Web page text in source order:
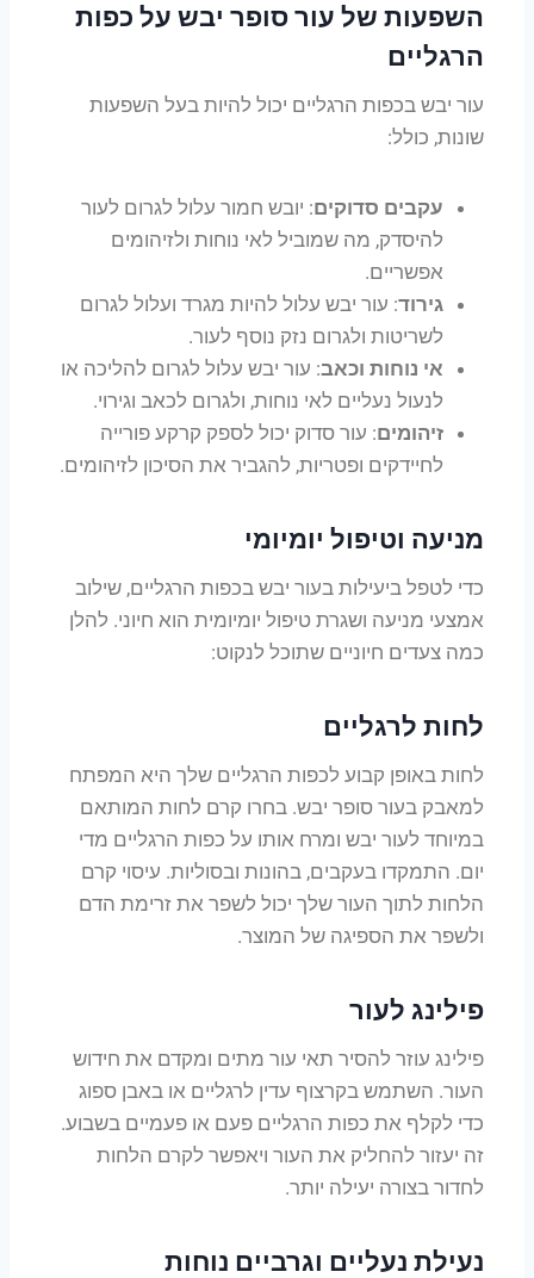
השפעות של עור סופר יבש על כפות
הרגליים
עור יבש בכפות הרגליים יכול להיות בעל השפעות
שונות, כולל:
עקבים סדוקים: יובש חמור עלול לגרום לעור
להיסדק, מה שמוביל לאי נוחות ולזיהומים
אפשריים.
גירוד: עור יבש עלול להיות מגרד ועלול לגרום
לשריטות ולגרום נזק נוסף לעור.
אי נוחות וכאב: עור יבש עלול לגרום להליכה או
לנעול נעליים לאי נוחות, ולגרום לכאב וגירוי.
זיהומים: עור סדוק יכול לספק קרקע פורייה
לחיידקים ופטריות, להגביר את הסיכון לזיהומים.
מניעה וטיפול יומיומי
כדי לטפל ביעילות בעור יבש בכפות הרגליים, שילוב
אמצעי מניעה ושגרת טיפול יומיומית הוא חיוני. להלן
כמה צעדים חיוניים שתוכל לנקוט:
לחות לרגליים
לחות באופן קבוע לכפות הרגליים שלך היא המפתח
למאבק בעור סופר יבש. בחרו קרם לחות המותאם
במיוחד לעור יבש ומרח אותו על כפות הרגליים מדי
יום. התמקדו בעקבים, בהונות ובסוליות. עיסוי קרם
הלחות לתוך העור שלך יכול לשפר את זרימת הדם
ולשפר את הספיגה של המוצר.
פילינג לעור
פילינג עוזר להסיר תאי עור מתים ומקדם את חידוש
העור. השתמש בקרצוף עדין לרגליים או באבן ספוג
כדי לקלף את כפות הרגליים פעם או פעמיים בשבוע.
זה יעזור להחליק את העור ויאפשר לקרם הלחות
לחדור בצורה יעילה יותר.
נעילת נעליים וגרביים נוחות